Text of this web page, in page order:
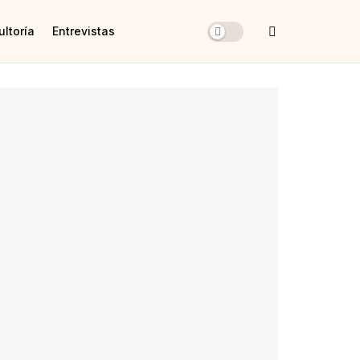
Entrevistas